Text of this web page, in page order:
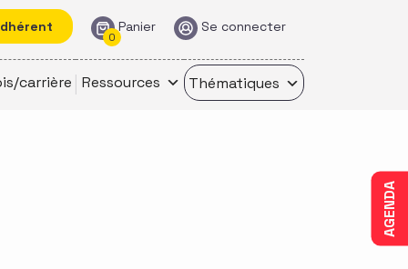
Panier
0
Se connecter
carrière Ressources Thématiques
AGENDA